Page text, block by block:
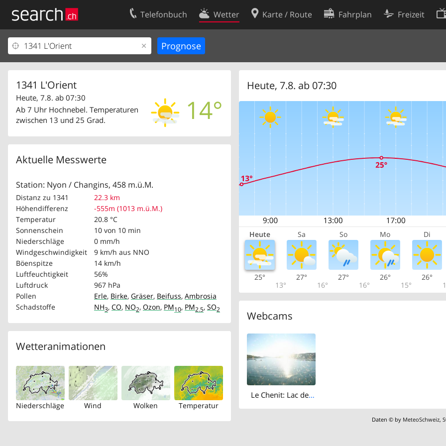
Telefonbuch Wetter Karte / Route Fahrplan Freizeit
1341 L'Orient
14°
Heute, 7.8. ab 07:30
Ab 7 Uhr Hochnebel. Temperaturen
zwischen 13 und 25 Grad.
Aktuelle Messwerte
Station: Nyon / Changins, 458 m.ü.M.
Distanz zu 1341
22.3 km
Höhendifferenz
-555m (1013 m.ü.M.)
Temperatur
20.8 °C
Sonnenschein
10 von 10 min
Niederschläge
0 mm/h
Windgeschwindigkeit
9 km/h aus NNO
Böenspitze
14 km/h
Luftfeuchtigkeit
56%
Luftdruck
967 hPa
Pollen
Erle, Birke, Gräser, Beifuss, Ambrosia
Schadstoffe
NH3, CO, NO2, Ozon, PM10, PM2.5, SO2
Wetteranimationen
Niederschläge Wind Wolken Temperatur
Heute, 7.8. ab 07:30
Heute Sa So Mo Di
25°
13°
27°
16°
27°
16°
26°
15°
26°
Webcams
Le Chenit: Lac de Joux
Daten © by MeteoSchweiz,
Ihr Eintrag
Kundencenter Geschäftskunden
Kontakt
Nutzungsbedingungen
Cookie-Einstellungen